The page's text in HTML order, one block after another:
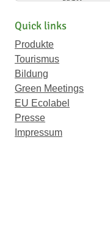
Quick links
Produkte
Tourismus
Bildung
Green Meetings
EU Ecolabel
Presse
Impressum